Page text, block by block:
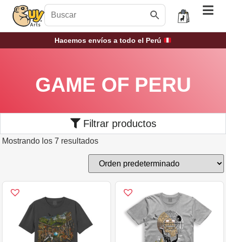
Hacemos envíos a todo el Perú
GAME OF PERU
Filtrar productos
Mostrando los 7 resultados